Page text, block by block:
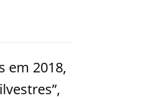
em 2018,